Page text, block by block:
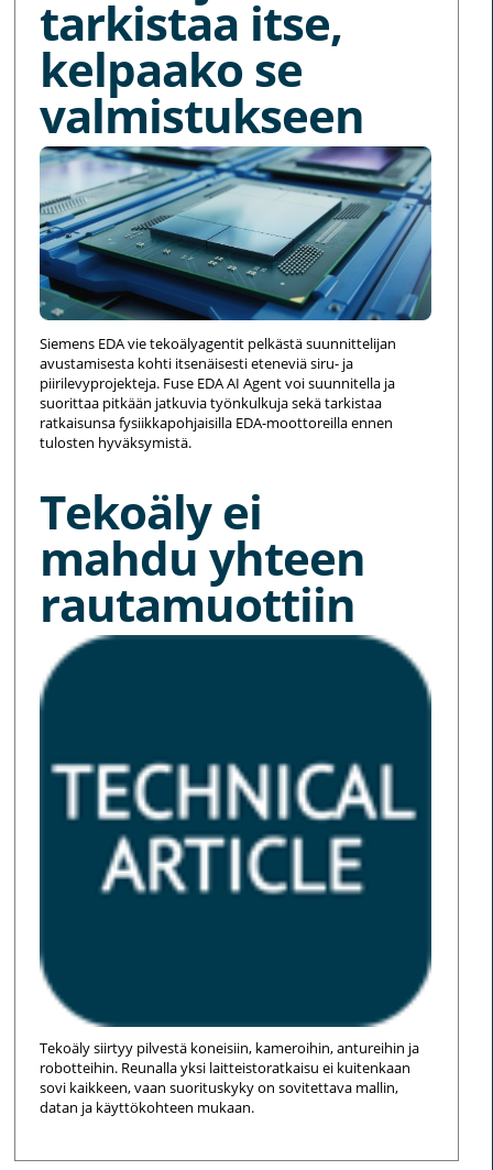
tarkistaa itse,
kelpaako se
valmistukseen
Siemens EDA vie tekoälyagentit pelkästä suunnittelijan
avustamisesta kohti itsenäisesti eteneviä siru- ja
piirilevyprojekteja. Fuse EDA AI Agent voi suunnitella ja
suorittaa pitkään jatkuvia työnkulkuja sekä tarkistaa
ratkaisunsa fysiikkapohjaisilla EDA-moottoreilla ennen
tulosten hyväksymistä.
Tekoäly ei
mahdu yhteen
rautamuottiin
Tekoäly siirtyy pilvestä koneisiin, kameroihin, antureihin ja
robotteihin. Reunalla yksi laitteistoratkaisu ei kuitenkaan
sovi kaikkeen, vaan suorituskyky on sovitettava mallin,
datan ja käyttökohteen mukaan.